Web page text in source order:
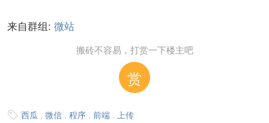
来自群组: 微站
搬砖不容易，打赏一下楼主吧
赏
 西瓜 , 微信 , 程序 , 前端 , 上传